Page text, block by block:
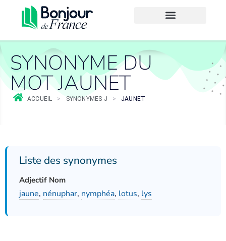
SYNONYME DU
MOT JAUNET
ACCUEIL > SYNONYMES J > JAUNET
Liste des synonymes
Adjectif Nom
jaune, nénuphar, nymphéa, lotus, lys